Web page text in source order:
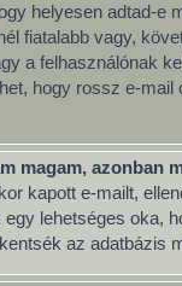
helyesen adtad-e
fiatalabb vagy,
a felhasználónak
hogy rossz e-
magam, azonban
kapott e-mailt,
lehetséges oka,
az adatbázis